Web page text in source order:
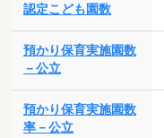
認定こども園数
預かり保育実施園数
－公立
預かり保育実施園数
率－公立